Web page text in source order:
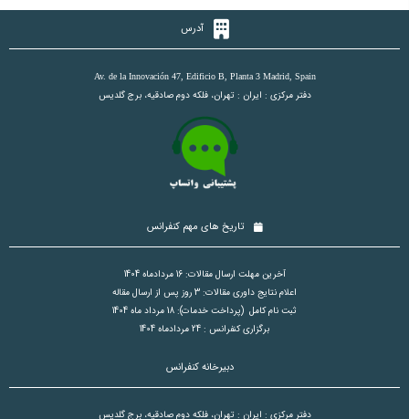
آدرس
Av. de la Innovación 47, Edificio B, Planta 3 Madrid, Spain
دفتر مرکزی : ایران : تهران، فلکه دوم صادقیه، برج گلدیس
تاریخ های مهم کنفرانس
آخرین مهلت ارسال مقالات: 16 مردادماه 1404
اعلام نتایج داوری مقالات: 3 روز پس از ارسال مقاله
ثبت نام کامل (پرداخت خدمات): 18 مرداد ماه 1404
برگزاری کنفرانس : 24 مردادماه 1404
دبیرخانه کنفرانس
دفتر مرکزی : ایران : تهران، فلکه دوم صادقیه، برج گلدیس